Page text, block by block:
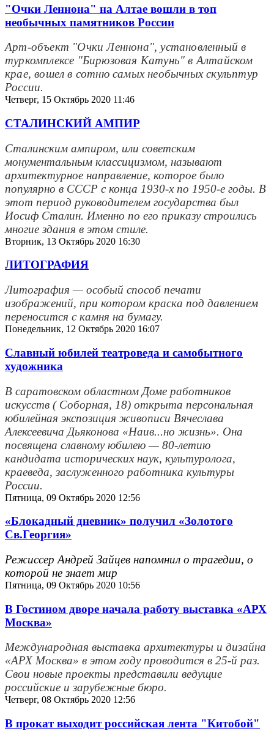
"Очки Леннона" на Алтае вошли в топ
необычных памятников России
Арт-объект "Очки Леннона", установленный в
туркомплексе "Бирюзовая Катунь" в Алтайском
крае, вошел в сотню самых необычных скульптур
России.
Четверг, 15 Октябрь 2020 11:46
СТАЛИНСКИЙ АМПИР
Сталинским ампиром, или советским
монументальным классицизмом, называют
архитектурное направление, которое было
популярно в СССР с конца 1930-х по 1950-е годы. В
этот период руководителем государства был
Иосиф Сталин. Именно по его приказу строились
многие здания в этом стиле.
Вторник, 13 Октябрь 2020 16:30
ЛИТОГРАФИЯ
Литография — особый способ печати
изображений, при котором краска под давлением
переносится с камня на бумагу.
Понедельник, 12 Октябрь 2020 16:07
Славный юбилей театроведа и самобытного
художника
В саратовском областном Доме работников
искусств ( Соборная, 18) открыта персональная
юбилейная экспозиция живописи Вячеслава
Алексеевича Дьяконова «Наив...но жизнь». Она
посвящена славному юбилею — 80-летию
кандидата исторических наук, культуролога,
краеведа, заслуженного работника культуры
России.
Пятница, 09 Октябрь 2020 12:56
«Блокадный дневник» получил «Золотого
Св.Георгия»
Режиссер Андрей Зайцев напомнил о трагедии, о
которой не знает мир
Пятница, 09 Октябрь 2020 10:56
В Гостином дворе начала работу выставка «АРХ
Москва»
Международная выставка архитектуры и дизайна
«АРХ Москва» в этом году проводится в 25-й раз.
Свои новые проекты представили ведущие
российские и зарубежные бюро.
Четверг, 08 Октябрь 2020 12:56
В прокат выходит российская лента "Китобой"